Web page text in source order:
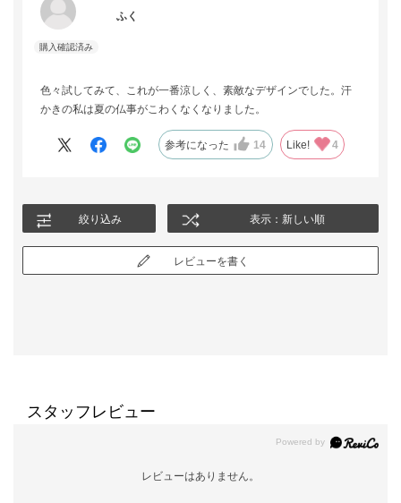
ふく
色々試してみて、これが一番涼しく、素敵なデザインでした。汗
かきの私は夏の仏事がこわくなくなりました。
参考になった 14 Like! 4
絞り込み 表示：新しい順
レビューを書く
スタッフレビュー
レビューはありません。